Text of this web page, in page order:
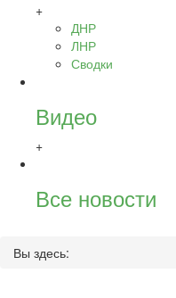
+
ДНР
ЛНР
Сводки
Видео
+
Все новости
Вы здесь: